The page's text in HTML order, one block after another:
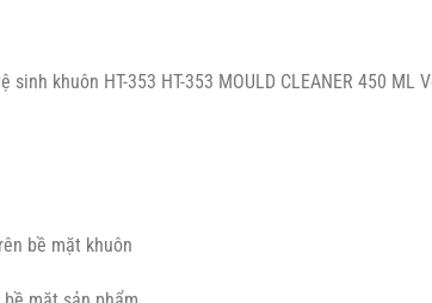
khuôn HT-353 HT-353 MOULD CLEANER 450
bề mặt khuôn